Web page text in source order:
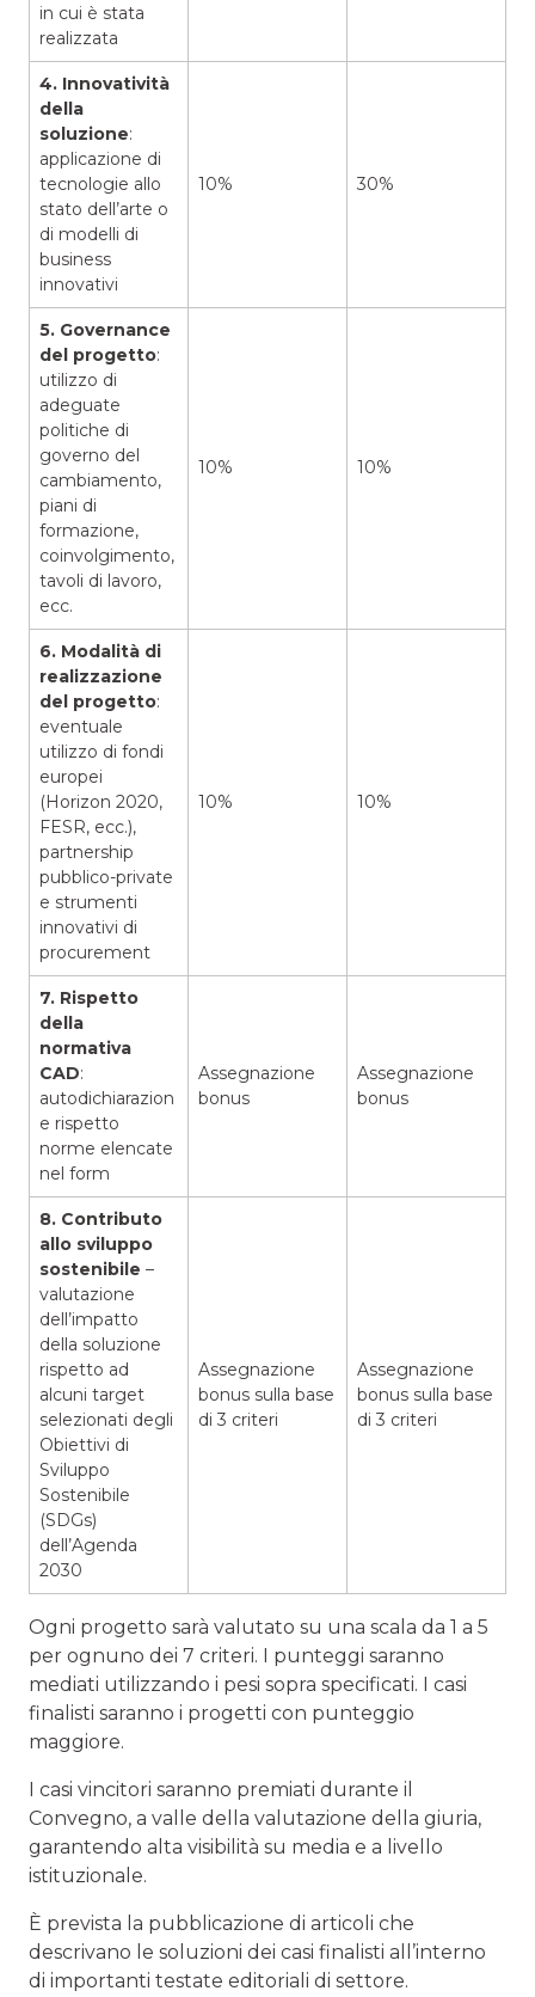
in cui è stata
realizzata
4. Innovatività
della
soluzione:
applicazione di
tecnologie allo
stato dell’arte o
di modelli di
business
innovativi
10% 30%
5. Governance
del progetto:
utilizzo di
adeguate
politiche di
governo del
cambiamento,
piani di
formazione,
coinvolgimento,
tavoli di lavoro,
ecc.
10% 10%
6. Modalità di
realizzazione
del progetto:
eventuale
utilizzo di fondi
europei
(Horizon 2020,
FESR, ecc.),
partnership
pubblico-private
e strumenti
innovativi di
procurement
10% 10%
7. Rispetto
della
normativa
CAD:
autodichiarazion
e rispetto
norme elencate
nel form
Assegnazione
bonus
Assegnazione
bonus
8. Contributo
allo sviluppo
sostenibile –
valutazione
dell’impatto
della soluzione
rispetto ad
alcuni target
selezionati degli
Obiettivi di
Sviluppo
Sostenibile
(SDGs)
dell’Agenda
2030
Assegnazione
bonus sulla base
di 3 criteri
Assegnazione
bonus sulla base
di 3 criteri
Ogni progetto sarà valutato su una scala da 1 a 5
per ognuno dei 7 criteri. I punteggi saranno
mediati utilizzando i pesi sopra specificati. I casi
finalisti saranno i progetti con punteggio
maggiore.
I casi vincitori saranno premiati durante il
Convegno, a valle della valutazione della giuria,
garantendo alta visibilità su media e a livello
istituzionale.
È prevista la pubblicazione di articoli che
descrivano le soluzioni dei casi finalisti all’interno
di importanti testate editoriali di settore.